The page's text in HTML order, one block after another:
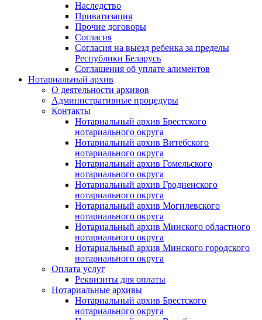
Наследство
Приватизация
Прочие договоры
Согласия
Согласия на выезд ребенка за пределы
Республики Беларусь
Соглашения об уплате алиментов
Нотариальный архив
О деятельности архивов
Административные процедуры
Контакты
Нотариальный архив Брестского
нотариального округа
Нотариальный архив Витебского
нотариального округа
Нотариальный архив Гомельского
нотариального округа
Нотариальный архив Гродненского
нотариального округа
Нотариальный архив Могилевского
нотариального округа
Нотариальный архив Минского областного
нотариального округа
Нотариальный архив Минского городского
нотариального округа
Оплата услуг
Реквизиты для оплаты
Нотариальные архивы
Нотариальный архив Брестского
нотариального округа